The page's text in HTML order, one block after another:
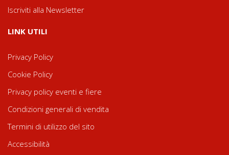
Iscriviti alla Newsletter
LINK UTILI
Privacy Policy
Cookie Policy
Privacy policy eventi e fiere
Condizioni generali di vendita
Termini di utilizzo del sito
Accessibilità